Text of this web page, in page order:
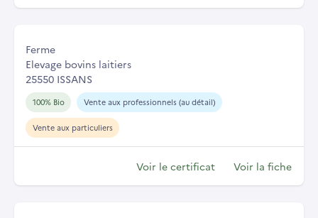
Ferme
Elevage bovins laitiers
25550 ISSANS
100% Bio Vente aux professionnels (au détail)
Vente aux particuliers
Voir le certificat Voir la fiche